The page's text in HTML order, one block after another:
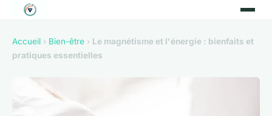
Accueil › Bien-être › Le magnétisme et l'énergie : bienfaits et
pratiques essentielles